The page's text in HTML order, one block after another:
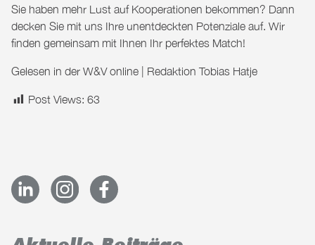
Sie haben mehr Lust auf Kooperationen bekommen? Dann
decken Sie mit uns Ihre unentdeckten Potenziale auf. Wir
finden gemeinsam mit Ihnen Ihr perfektes Match!
Gelesen in der W&V online | Redaktion Tobias Hatje
Post Views: 63